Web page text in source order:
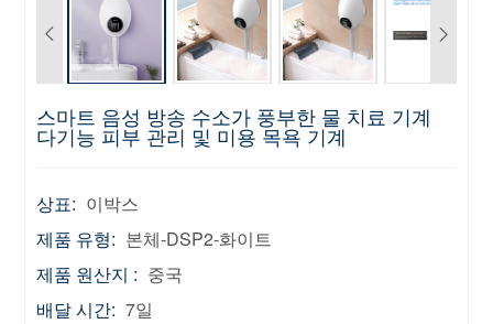
스마트 음성 방송 수소가 풍부한 물 치료 기계
다기능 피부 관리 및 미용 목욕 기계
상표: 이박스
제품 유형: 본체-DSP2-화이트
제품 원산지 : 중국
배달 시간: 7일